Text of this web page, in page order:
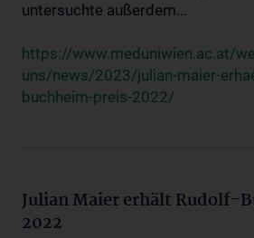
untersuchte außerdem...
https://www.meduniwien.ac.at/
uns/news/2023/julian-maier-
buchheim-preis-2022/
Julian Maier erhält Rudolf-
2022